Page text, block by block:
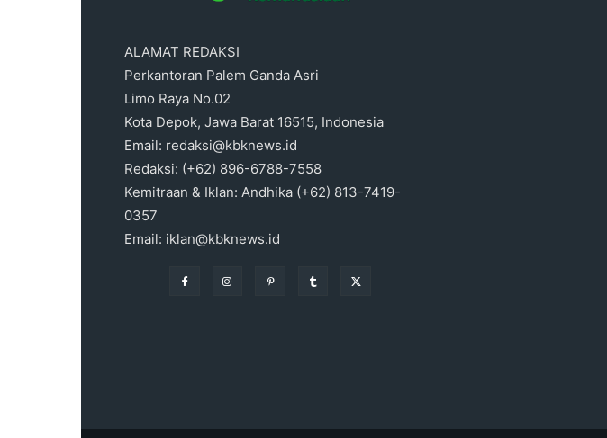
ALAMAT REDAKSI
Perkantoran Palem Ganda Asri
Limo Raya No.02
Kota Depok, Jawa Barat 16515, Indonesia
Email: redaksi@kbknews.id
Redaksi: (+62) 896-6788-7558
Kemitraan & Iklan: Andhika (+62) 813-7419-
0357
Email: iklan@kbknews.id